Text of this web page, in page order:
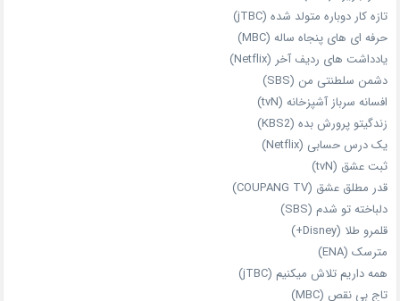
تازه‌ کار دوباره‌ متولد شده (jTBC)
حرفه‌ ای‌ های پنجاه‌ ساله (MBC)
یادداشت‌ های ردیف آخر (Netflix)
دشمن سلطنتی من (SBS)
افسانه سرباز آشپزخانه (tvN)
زندگیتو پرورش بده (KBS2)
یک درس حسابی (Netflix)
ثبت عشق (tvN)
قدر مطلق عشق (COUPANG TV)
دلباخته تو شدم (SBS)
قلمرو طلا (Disney+)
مترسک (ENA)
همه داریم تلاش میکنیم (jTBC)
تاج بی‌ نقص (MBC)